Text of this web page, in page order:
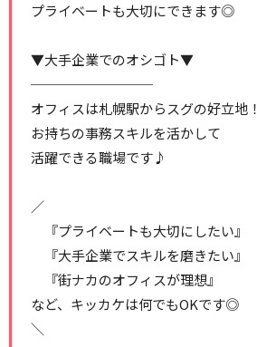
プライベートも大切にできます◎
▼大手企業でのオシゴト▼
─────────
オフィスは札幌駅からスグの好立地！
お持ちの事務スキルを活かして
活躍できる職場です♪
／
『プライベートも大切にしたい』
『大手企業でスキルを磨きたい』
『街ナカのオフィスが理想』
など、キッカケは何でもOKです◎
＼